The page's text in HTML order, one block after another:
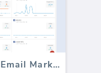
Constant Contact Email Marketing sjabloon voor agentschappen (Rapport)